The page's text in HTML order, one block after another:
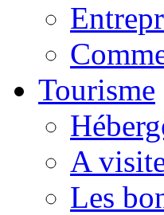
Tourisme
A
Les